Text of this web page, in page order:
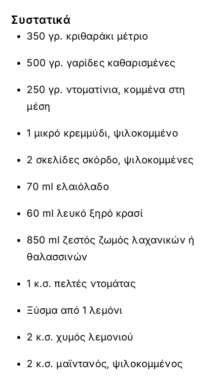
Συστατικά
350 γρ. κριθαράκι μέτριο
500 γρ. γαρίδες καθαρισμένες
250 γρ. ντοματίνια, κομμένα στη
μέση
1 μικρό κρεμμύδι, ψιλοκομμένο
2 σκελίδες σκόρδο, ψιλοκομμένες
70 ml ελαιόλαδο
60 ml λευκό ξηρό κρασί
850 ml ζεστός ζωμός λαχανικών ή
θαλασσινών
1 κ.σ. πελτές ντομάτας
Ξύσμα από 1 λεμόνι
2 κ.σ. χυμός λεμονιού
2 κ.σ. μαϊντανός, ψιλοκομμένος